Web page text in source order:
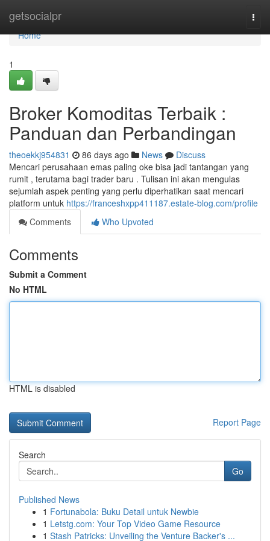
getsocialpr
Home
Home
1
Broker Komoditas Terbaik :
Panduan dan Perbandingan
theoekkj954831 86 days ago News
Discuss
Mencari perusahaan emas paling oke bisa jadi tantangan yang
rumit , terutama bagi trader baru . Tulisan ini akan mengulas
sejumlah aspek penting yang perlu diperhatikan saat mencari
platform untuk https://franceshxpp411187.estate-blog.com/profile
Comments
Who Upvoted
Comments
Submit a Comment
No HTML
HTML is disabled
Report Page
Search
Go
Published News
1 Fortunabola: Buku Detail untuk Newbie
1 Letstg.com: Your Top Video Game Resource
1 Stash Patricks: Unveiling the Venture Backer's ...